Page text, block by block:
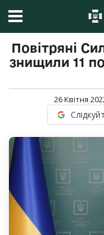
Повітряні
знищили 11
26 Квітня